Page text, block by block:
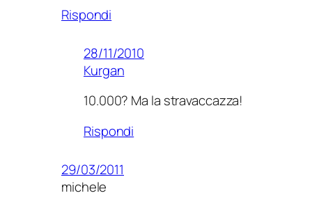
Rispondi
28/11/2010
Kurgan
10.000? Ma la stravaccazza!
Rispondi
29/03/2011
michele